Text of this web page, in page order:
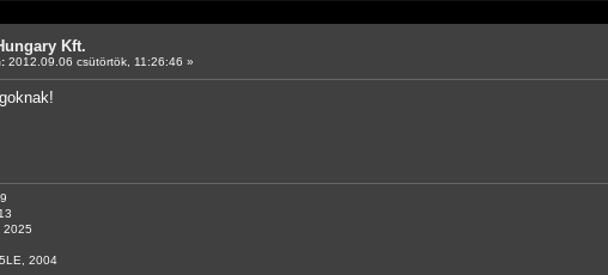
Kft.
2012.09.06 csütörtök, 11:26:46 »
2025
2004